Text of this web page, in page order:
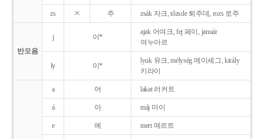
zs ㅈ 주 zsák 자크, tőzsde 퇴주데, rozs 로주
반모음
j 이*
ajak 어여크, fej 페이, január
여누아르
ly 이*
lyuk 유크, mélység 메이셰그, király
키라이
a 어 lakat 러커트
á 아 máj 마이
e 에 mert 메르트